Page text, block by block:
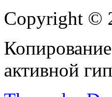
Copyright ©
активной